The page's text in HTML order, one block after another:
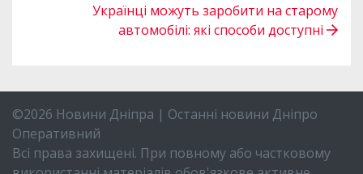
Українці можуть заробити на старому
автомобілі: які способи доступні
©2026 Новини Дніпра | Останні новини Дніпро
Оперативний
Всі права захищені. При повному або частковому